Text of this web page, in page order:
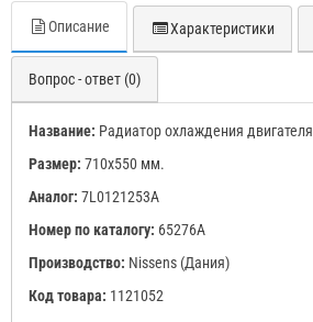
Описание Характеристики
Вопрос - ответ (0)
Название: Радиатор охлаждения двигателя
Размер: 710x550 мм.
Аналог: 7L0121253A
Номер по каталогу: 65276A
Производство: Nissens (Дания)
Код товара: 1121052